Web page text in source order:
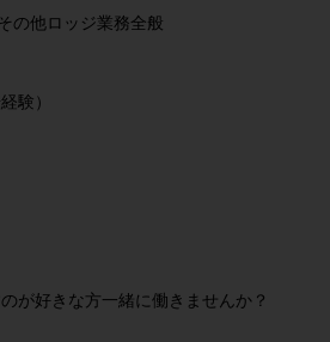
他ロッジ業務全般
験）
が好きな方一緒に働きませんか？